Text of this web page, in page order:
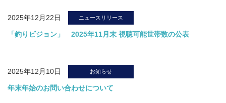
2025年12月22日 ニュースリリース
「釣りビジョン」 2025年11月末 視聴可能世帯数の公表
2025年12月10日 お知らせ
年末年始のお問い合わせについて